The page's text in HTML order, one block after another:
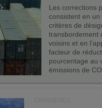
Les corrections
consistent en
critères de
transbordement
voisins et en
facteur de
pourcentage au
émissions de